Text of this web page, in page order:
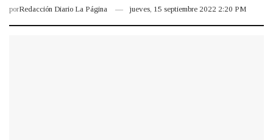
porRedacción Diario La Página jueves, 15 septiembre 2022 2:20 PM